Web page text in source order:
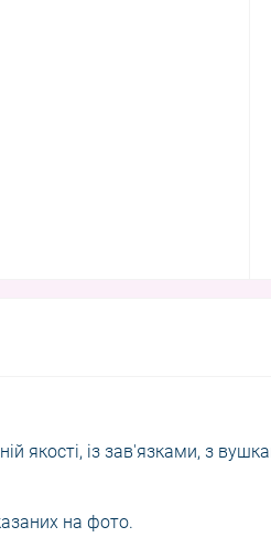
якості, із зав'язками, з
на фото.